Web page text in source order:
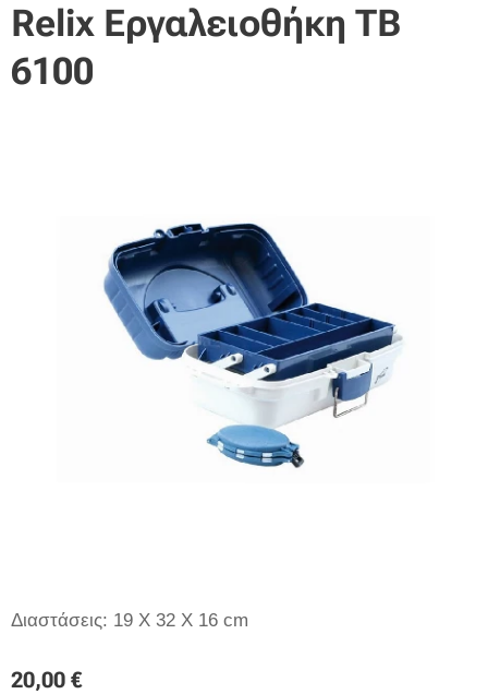
Relix Εργαλειοθήκη TB
6100
Διαστάσεις: 19 Χ 32 Χ 16 cm
20,00 €